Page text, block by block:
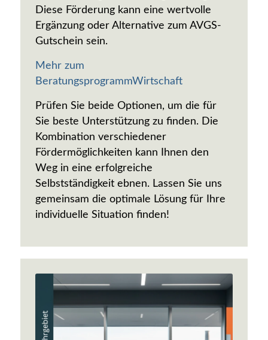
Diese Förderung kann eine wertvolle
Ergänzung oder Alternative zum AVGS-
Gutschein sein.
Mehr zum
BeratungsprogrammWirtschaft
Prüfen Sie beide Optionen, um die für
Sie beste Unterstützung zu finden. Die
Kombination verschiedener
Fördermöglichkeiten kann Ihnen den
Weg in eine erfolgreiche
Selbstständigkeit ebnen. Lassen Sie uns
gemeinsam die optimale Lösung für Ihre
individuelle Situation finden!